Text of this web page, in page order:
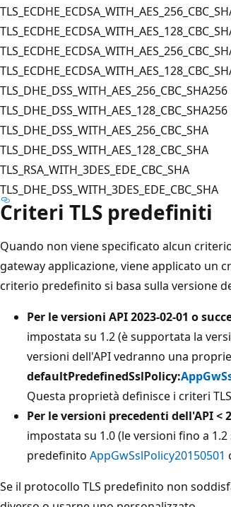
TLS_DHE_DSS_WITH_AES_256_CBC_SHA256
TLS_DHE_DSS_WITH_AES_128_CBC_SHA256
TLS_DHE_DSS_WITH_AES_256_CBC_SHA
TLS_DHE_DSS_WITH_AES_128_CBC_SHA
TLS_RSA_WITH_3DES_EDE_CBC_SHA
TLS_DHE_DSS_WITH_3DES_EDE_CBC_SHA
Criteri TLS predefiniti
Quando non viene specificato alcun
gateway applicazione, viene applicato un
criterio predefinito si basa sulla versione
Per le versioni API 2023-02-01 o
impostata su 1.2 (è supportata la
versioni dell'API vedranno una
defaultPredefinedSslPolicy:
Questa proprietà definisce i criteri
Per le versioni precedenti dell'API <
impostata su 1.0 (le versioni fino a
predefinito AppGwSslPolicy20150501
Se il protocollo TLS predefinito non